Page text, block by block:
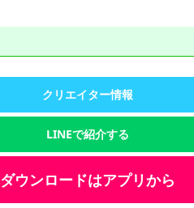
クリエイター情報
LINEで紹介する
ダウンロードはアプリから